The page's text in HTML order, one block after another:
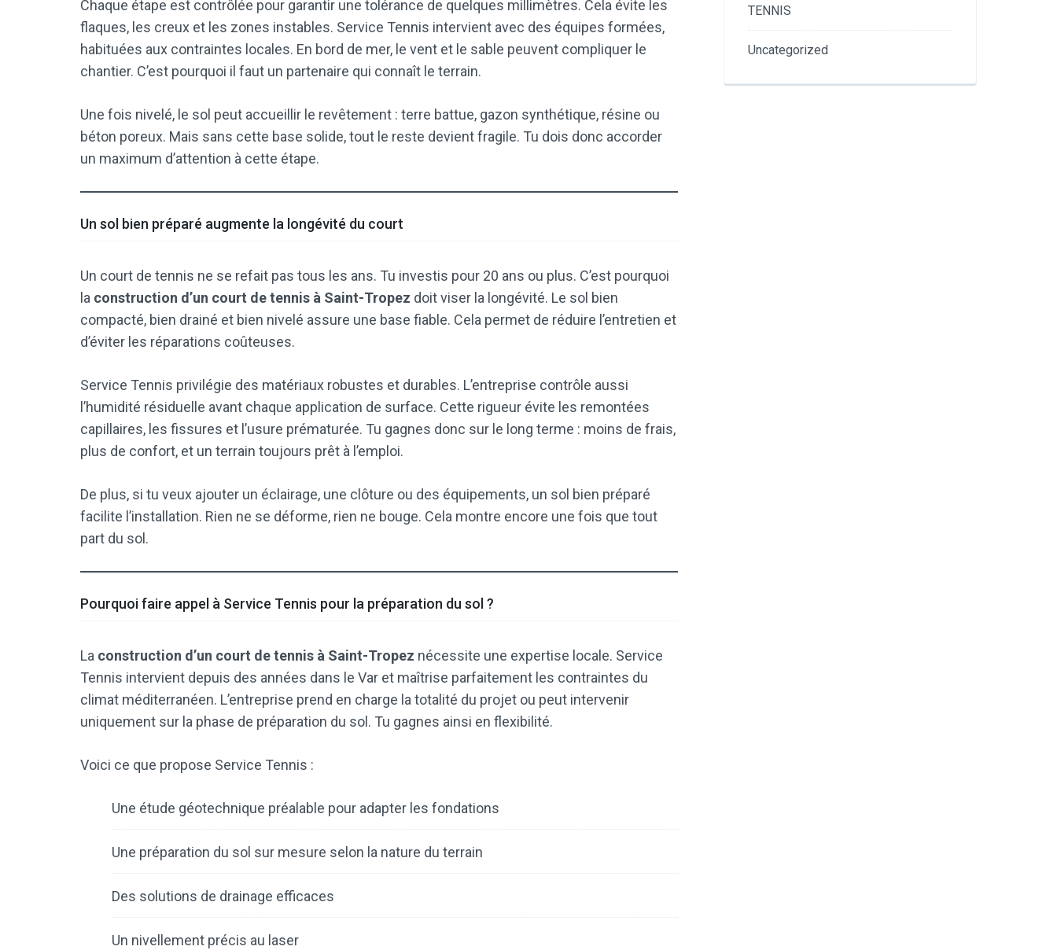
Chaque étape est contrôlée pour garantir une tolérance de quelques millimètres. Cela évite les
flaques, les creux et les zones instables. Service Tennis intervient avec des équipes formées,
habituées aux contraintes locales. En bord de mer, le vent et le sable peuvent compliquer le
chantier. C’est pourquoi il faut un partenaire qui connaît le terrain.
Une fois nivelé, le sol peut accueillir le revêtement : terre battue, gazon synthétique, résine ou
béton poreux. Mais sans cette base solide, tout le reste devient fragile. Tu dois donc accorder
un maximum d’attention à cette étape.
Un sol bien préparé augmente la longévité du court
Un court de tennis ne se refait pas tous les ans. Tu investis pour 20 ans ou plus. C’est pourquoi
la construction d’un court de tennis à Saint-Tropez doit viser la longévité. Le sol bien
compacté, bien drainé et bien nivelé assure une base fiable. Cela permet de réduire l’entretien et
d’éviter les réparations coûteuses.
Service Tennis privilégie des matériaux robustes et durables. L’entreprise contrôle aussi
l’humidité résiduelle avant chaque application de surface. Cette rigueur évite les remontées
capillaires, les fissures et l’usure prématurée. Tu gagnes donc sur le long terme : moins de frais,
plus de confort, et un terrain toujours prêt à l’emploi.
De plus, si tu veux ajouter un éclairage, une clôture ou des équipements, un sol bien préparé
facilite l’installation. Rien ne se déforme, rien ne bouge. Cela montre encore une fois que tout
part du sol.
Pourquoi faire appel à Service Tennis pour la préparation du sol ?
La construction d’un court de tennis à Saint-Tropez nécessite une expertise locale. Service
Tennis intervient depuis des années dans le Var et maîtrise parfaitement les contraintes du
climat méditerranéen. L’entreprise prend en charge la totalité du projet ou peut intervenir
uniquement sur la phase de préparation du sol. Tu gagnes ainsi en flexibilité.
Voici ce que propose Service Tennis :
Une étude géotechnique préalable pour adapter les fondations
Une préparation du sol sur mesure selon la nature du terrain
Des solutions de drainage efficaces
Un nivellement précis au laser
TENNIS
Uncategorized